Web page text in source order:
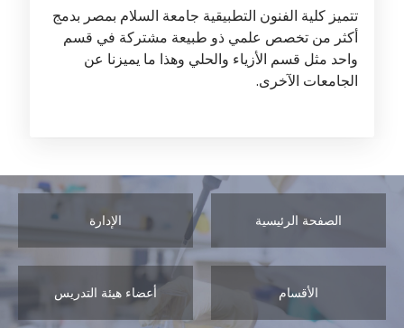
تتميز كلية الفنون التطبيقية جامعة السلام بمصر بدمج
أكثر من تخصص علمي ذو طبيعة مشتركة في قسم
واحد مثل قسم الأزياء والحلي وهذا ما يميزنا عن
الجامعات الآخرى.
الصفحة الرئيسية الإدارة
الأقسام أعضاء هيئة التدريس